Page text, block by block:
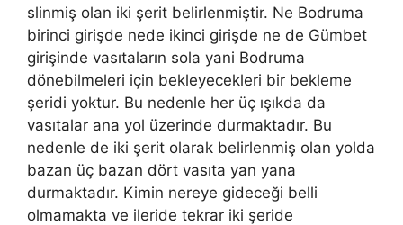
slinmiş olan iki şerit belirlenmiştir. Ne Bodruma
birinci girişde nede ikinci girişde ne de Gümbet
girişinde vasıtaların sola yani Bodruma
dönebilmeleri için bekleyecekleri bir bekleme
şeridi yoktur. Bu nedenle her üç ışıkda da
vasıtalar ana yol üzerinde durmaktadır. Bu
nedenle de iki şerit olarak belirlenmiş olan yolda
bazan üç bazan dört vasıta yan yana
durmaktadır. Kimin nereye gideceği belli
olmamakta ve ileride tekrar iki şeride